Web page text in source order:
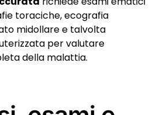
toraciche, ecografia
midollare e talvolta
per valutare
della malattia.